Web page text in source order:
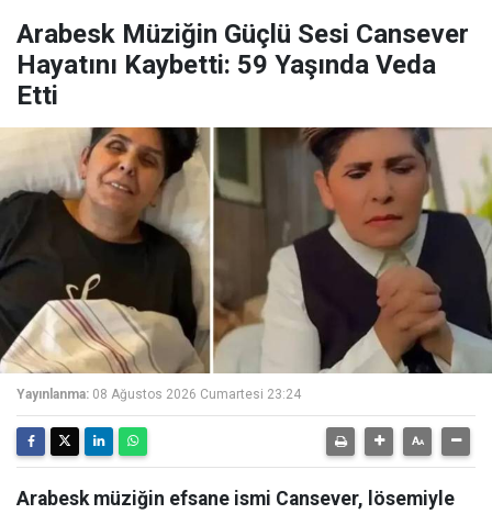
Arabesk Müziğin Güçlü Sesi Cansever
Hayatını Kaybetti: 59 Yaşında Veda
Etti
Yayınlanma: 08 Ağustos 2026 Cumartesi 23:24
Arabesk müziğin efsane ismi Cansever, lösemiyle